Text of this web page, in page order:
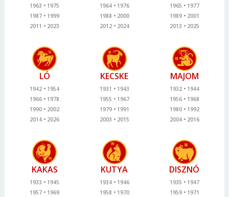
1963
1975
1987
1999
2011
2023
1964
1976
1988
2000
2012
2024
1965
1977
1989
2001
2013
2025
LÓ
1942
1954
1966
1978
1990
2002
2014
2026
KECSKE
1931
1943
1955
1967
1979
1991
2003
2015
MAJOM
1932
1944
1956
1968
1980
1992
2004
2016
KAKAS
1933
1945
1957
1969
KUTYA
1934
1946
1958
1970
DISZNÓ
1935
1947
1959
1971